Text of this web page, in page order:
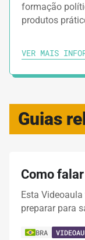
formação
produtos
VER MAIS
Guias
Como
Esta
preparar para
BRA